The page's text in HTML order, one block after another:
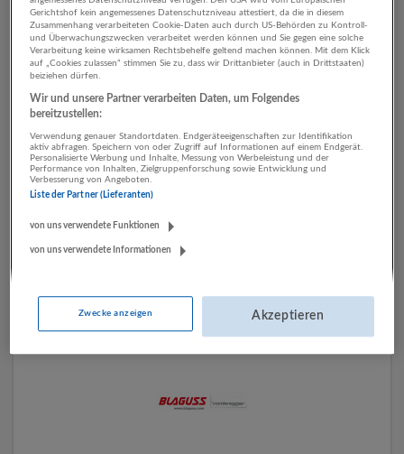
Albus Salzburg Verkehrsbetrieb GmbH
Salzburg
Verkehr
Gerichtshof kein angemessenes Datenschutzniveau attestiert, da die in diesem
Zusammenhang verarbeiteten Cookie-Daten auch durch US-Behörden zu Kontroll-
und Überwachungszwecken verarbeitet werden können und Sie gegen eine solche
Verarbeitung keine wirksamen Rechtsbehelfe geltend machen können. Mit dem Klick
auf „Cookies zulassen“ stimmen Sie zu, dass wir Drittanbieter (auch in Drittstaaten)
beiziehen dürfen.
Wir und unsere Partner verarbeiten Daten, um Folgendes
bereitzustellen:
Verwendung genauer Standortdaten. Endgeräteeigenschaften zur Identifikation
aktiv abfragen. Speichern von oder Zugriff auf Informationen auf einem Endgerät.
Personalisierte Werbung und Inhalte, Messung von Werbeleistung und der
Performance von Inhalten, Zielgruppenforschung sowie Entwicklung und
Verbesserung von Angeboten.
Liste der Partner (Lieferanten)
von uns verwendete Funktionen
von uns verwendete Informationen
Zwecke anzeigen Akzeptieren